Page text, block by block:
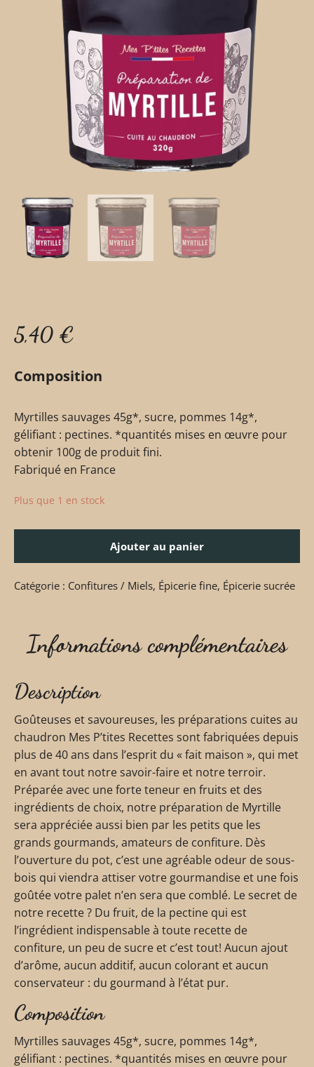
5,40 €
Composition
Myrtilles sauvages 45g*, sucre, pommes 14g*,
gélifiant : pectines. *quantités mises en œuvre pour
obtenir 100g de produit fini.
Fabriqué en France
Plus que 1 en stock
Ajouter au panier
Catégorie : Confitures / Miels, Épicerie fine, Épicerie sucrée
Informations complémentaires
Description
Goûteuses et savoureuses, les préparations cuites au
chaudron Mes P’tites Recettes sont fabriquées depuis
plus de 40 ans dans l’esprit du « fait maison », qui met
en avant tout notre savoir-faire et notre terroir.
Préparée avec une forte teneur en fruits et des
ingrédients de choix, notre préparation de Myrtille
sera appréciée aussi bien par les petits que les
grands gourmands, amateurs de confiture. Dès
l’ouverture du pot, c’est une agréable odeur de sous-
bois qui viendra attiser votre gourmandise et une fois
goûtée votre palet n’en sera que comblé. Le secret de
notre recette ? Du fruit, de la pectine qui est
l’ingrédient indispensable à toute recette de
confiture, un peu de sucre et c’est tout! Aucun ajout
d’arôme, aucun additif, aucun colorant et aucun
conservateur : du gourmand à l’état pur.
Composition
Myrtilles sauvages 45g*, sucre, pommes 14g*,
gélifiant : pectines. *quantités mises en œuvre pour